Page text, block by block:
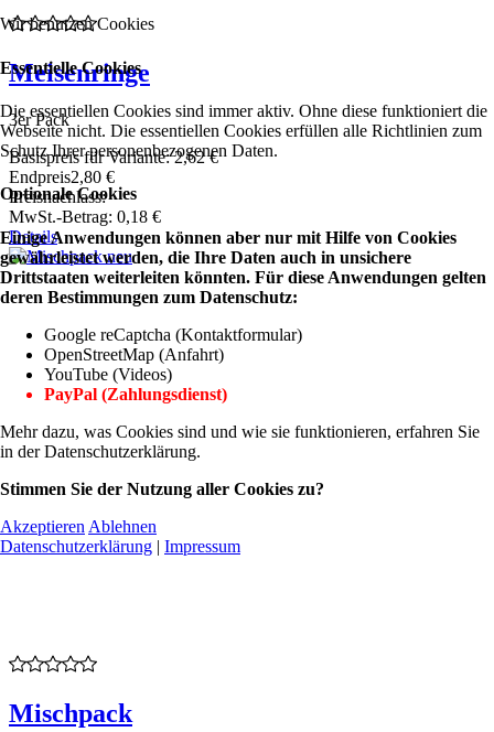
Meisenringe
3er Pack
Basispreis für Variante:2,62 €
Endpreis2,80 €
Preisnachlass:
MwSt.-Betrag: 0,18 €
Details
Mischpack
Wir benutzen Cookies
Essentielle Cookies
Die essentiellen Cookies sind immer aktiv. Ohne diese funktioniert die
Webseite nicht. Die essentiellen Cookies erfüllen alle Richtlinien zum
Schutz Ihrer personenbezogenen Daten.
Optionale Cookies
Einige Anwendungen können aber nur mit Hilfe von Cookies
gewährleistet werden, die Ihre Daten auch in unsichere
Drittstaaten weiterleiten könnten. Für diese Anwendungen gelten
deren Bestimmungen zum Datenschutz:
Google reCaptcha (Kontaktformular)
OpenStreetMap (Anfahrt)
YouTube (Videos)
PayPal (Zahlungsdienst)
Mehr dazu, was Cookies sind und wie sie funktionieren, erfahren Sie
in der Datenschutzerklärung.
Stimmen Sie der Nutzung aller Cookies zu?
Akzeptieren Ablehnen
Datenschutzerklärung | Impressum